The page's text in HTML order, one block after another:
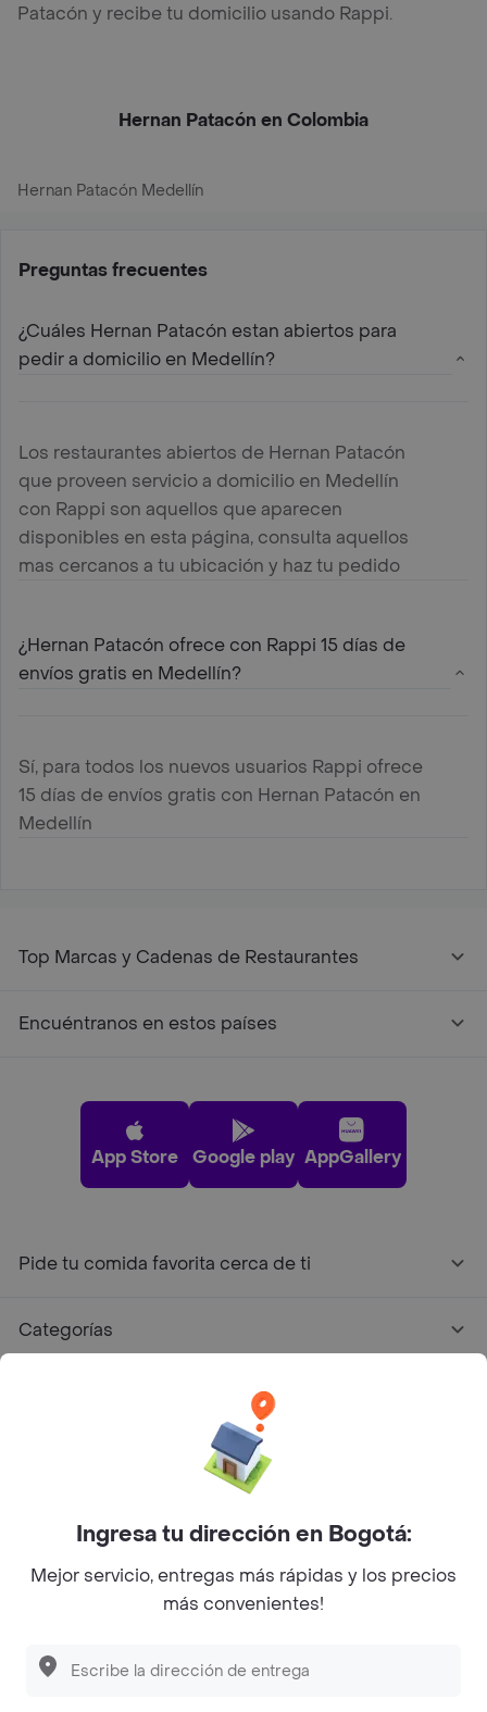
Descubre las PROMOCIONES que tenemos
Patacón y recibe tu domicilio usando Rappi.
Hernan Patacón en Colombia
Hernan Patacón Medellín
Preguntas frecuentes
¿Cuáles Hernan Patacón estan abiertos para
pedir a domicilio en Medellín?
Los restaurantes abiertos de Hernan Patacón
que proveen servicio a domicilio en Medellín
con Rappi son aquellos que aparecen
disponibles en esta página, consulta aquellos
mas cercanos a tu ubicación y haz tu pedido
¿Hernan Patacón ofrece con Rappi 15 días de
envíos gratis en Medellín?
Sí, para todos los nuevos usuarios Rappi ofrece
15 días de envíos gratis con Hernan Patacón en
Medellín
Top Marcas y Cadenas de Restaurantes
Encuéntranos en estos países
App Store Google play AppGallery
Pide tu comida favorita cerca de ti
Categorías
Facebook
Twitter
Instagram
©2026Rappi Inc. All rights reserved.
Ingresa tu dirección en Bogotá:
Mejor servicio, entregas más rápidas y los precios
más convenientes!